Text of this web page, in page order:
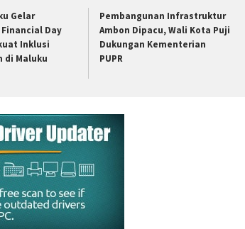
Gelar
Day
Inklusi
di Maluku
Pembangunan Infrastruktur
Ambon Dipacu, Wali Kota Puji
Dukungan Kementerian
PUPR